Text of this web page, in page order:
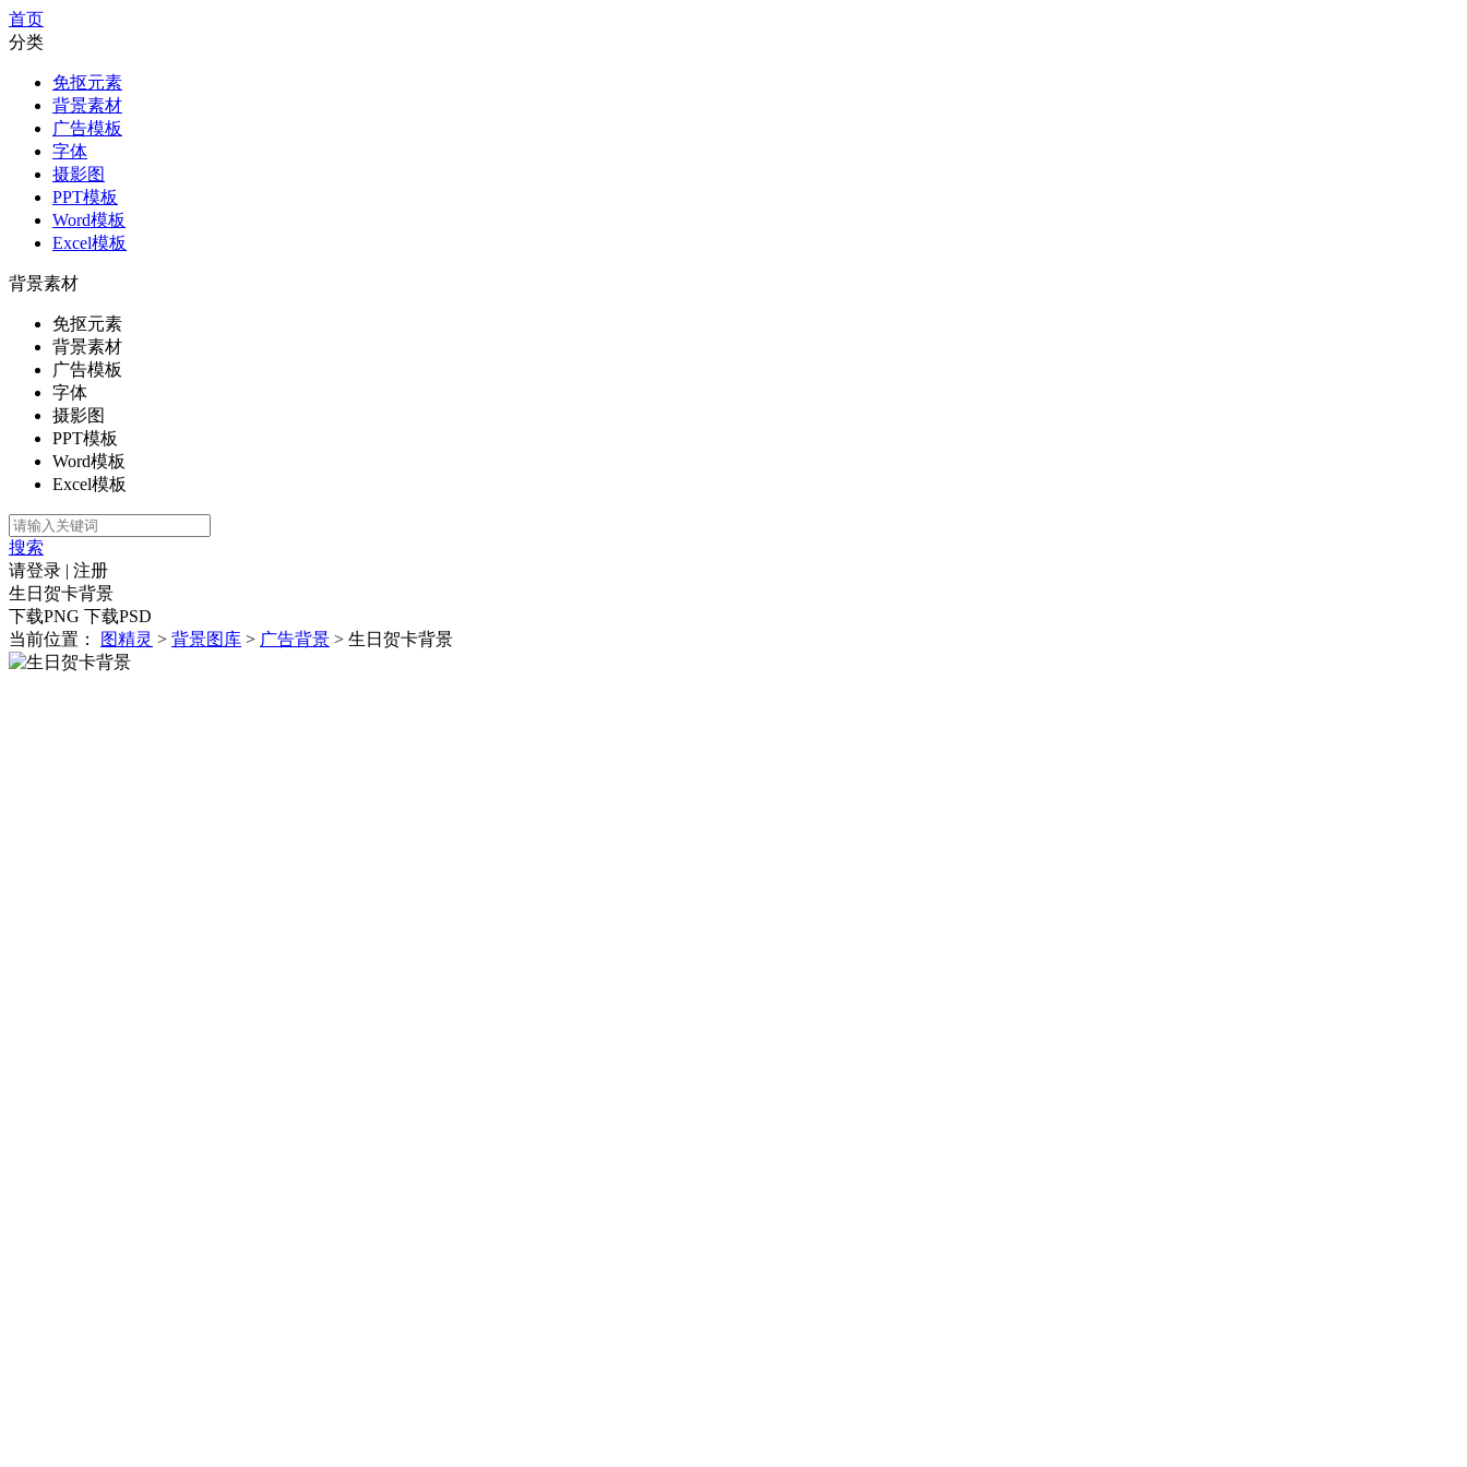
首页
分类
免抠元素
背景素材
广告模板
字体
摄影图
PPT模板
Word模板
Excel模板
背景素材
免抠元素
背景素材
广告模板
字体
摄影图
PPT模板
Word模板
Excel模板
搜索
请登录 | 注册
生日贺卡背景
下载PNG 下载PSD
当前位置：
图精灵 > 背景图库 > 广告背景 > 生日贺卡背景